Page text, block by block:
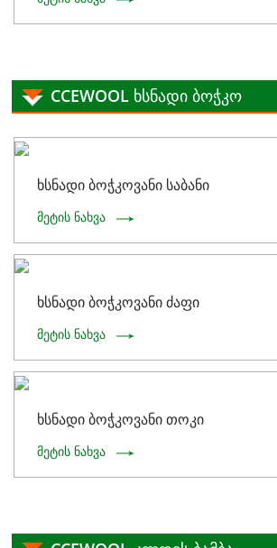
CCEWOOL ხსნადი ბოჭკო
ხსნადი ბოჭკოვანი საბანი
მეტის ნახვა
ხსნადი ბოჭკოვანი ძაფი
მეტის ნახვა
ხსნადი ბოჭკოვანი თოკი
მეტის ნახვა